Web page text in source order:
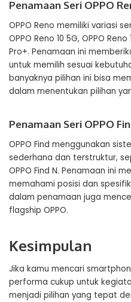
Penamaan Seri OPPO
OPPO Reno memiliki variasi
OPPO Reno 10 5G, OPPO
Pro+. Penamaan ini
untuk memilih sesuai
banyaknya pilihan ini bisa
dalam menentukan pilihan
Penamaan Seri OPPO
OPPO Find menggunakan
sederhana dan terstruktur,
OPPO Find N. Penamaan ini
memahami posisi dan
dalam penamaan juga
flagship OPPO.
Kesimpulan
Jika kamu mencari
performa cukup untuk
menjadi pilihan yang tepat